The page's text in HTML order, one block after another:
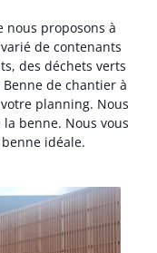
nous proposons à
de contenants
des déchets verts
de chantier à
planning. Nous
benne. Nous vous
idéale.